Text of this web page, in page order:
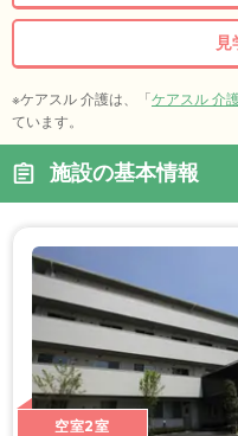
※ケアスル 介護は、「ケアスル 介
ています。
施設の基本情報
空室2室